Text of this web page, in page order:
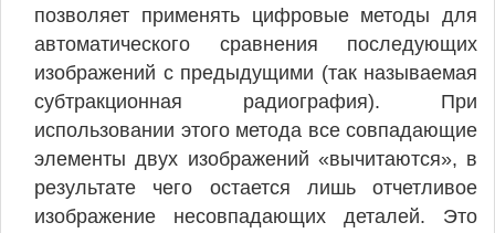
позволяет применять цифровые методы для
автоматического сравнения последующих
изображений с предыдущими (так называемая
субтракционная радиография). При
использовании этого метода все совпадающие
элементы двух изображений «вычитаются», в
результате чего остается лишь отчетливое
изображение несовпадающих деталей. Это